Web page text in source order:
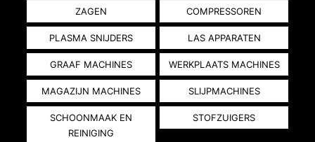
ZAGEN COMPRESSOREN
PLASMA SNIJDERS LAS APPARATEN
GRAAF MACHINES WERKPLAATS MACHINES
MAGAZIJN MACHINES SLIJPMACHINES
SCHOONMAAK EN
REINIGING
STOFZUIGERS